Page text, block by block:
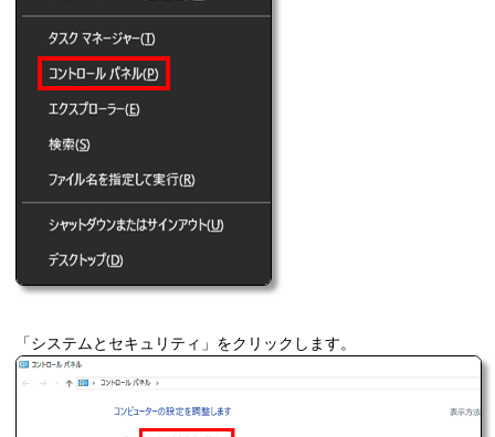
「システムとセキュリティ」をクリックします。